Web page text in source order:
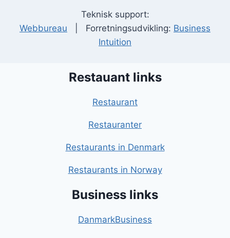
Teknisk support:
Webbureau | Forretningsudvikling: Business
Intuition
Restauant links
Restaurant
Restauranter
Restaurants in Denmark
Restaurants in Norway
Business links
DanmarkBusiness